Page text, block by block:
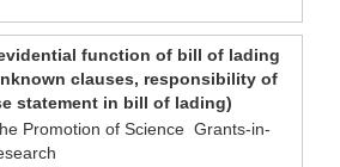
function of bill of lading
clauses, responsibility of
statement in bill of lading)
Promotion of Science Grants-in-